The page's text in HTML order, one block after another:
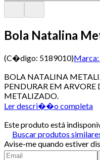
Bola Natalina
(C�digo: 5189010)Marca:
BOLA NATALINA
PENDURAR EM
METALIZADO.
Ler descri��o completa
Este produto está
Buscar produtos
Avise-me quando estiver